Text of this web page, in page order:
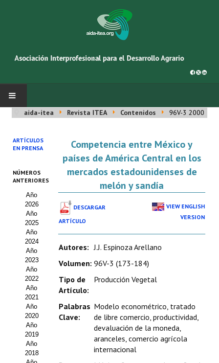
INICIO
SOBRE NOSOTROS
Asociación AIDA
Organigrama
Estatutos
Hacerse socio
Noticias
Galería de Fotos
Web AIDA 2.0
REVISTA ITEA
Presentación ITEA
aida-itea Revista ITEA Contenidos 96V-3 2000
ARTÍCULOS
EN PRENSA
NÚMEROS
ANTERIORES
Año
2026
Año
2025
Año
2024
Año
2023
Año
2022
Año
2021
Año
2020
Año
2019
Año
2018
Competencia entre México y
países de América Central en los
mercados estadounidenses de
melón y sandía
DESCARGAR
ARTÍCULO
VIEW ENGLISH
VERSION
Autores: J.J. Espinoza Arellano
Volumen: 96V-3 (173-184)
Tipo de
Artículo:
Producción Vegetal
Palabras
Clave:
Modelo econométrico, tratado
de libre comercio, productividad,
devaluación de la moneda,
aranceles, comercio agrícola
internacional